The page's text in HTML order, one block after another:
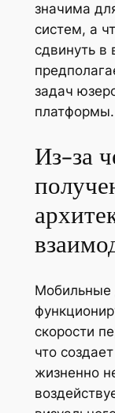
значима
систем, а
сдвинуть в
задач
платформы.
Из-за
Мобильные
скорости
что
жизненно